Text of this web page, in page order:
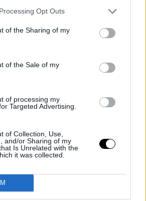
Opt Outs
of the Sharing of my
of the Sale of my
of processing my
Targeted Advertising.
of Collection, Use,
and/or Sharing of my
Is Unrelated with the
it was collected.
relata episodios concretos de su
sumido en la depresión
concretos que pueden
están viviendo una situación
vez que entré en una cafetería y
y rodeado por gente, me entró